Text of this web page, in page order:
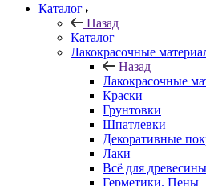
Каталог
Назад
Каталог
Лакокрасочные
Назад
Лакокрасочные
Краски
Грунтовки
Шпатлевки
Декоративные
Лаки
Всё для древесины
Герметики. Пены